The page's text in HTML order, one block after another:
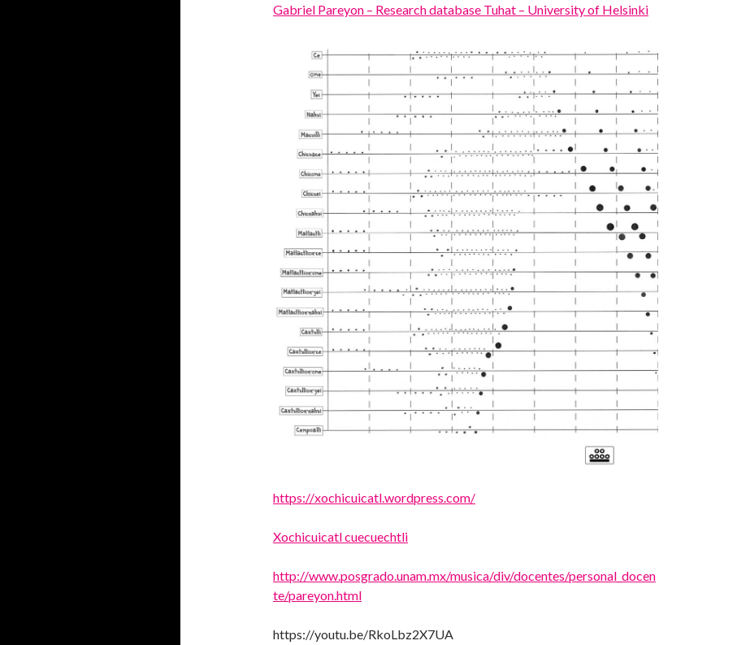
Gabriel Pareyon – Research database Tuhat – University of Helsinki
https://xochicuicatl.wordpress.com/
Xochicuicatl cuecuechtli
http://www.posgrado.unam.mx/musica/div/docentes/personal_docen
te/pareyon.html
https://youtu.be/RkoLbz2X7UA